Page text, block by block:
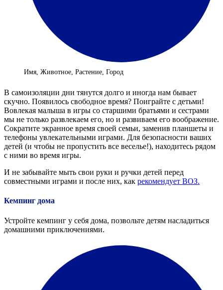
Имя, Животное, Растение, Город
В самоизоляции дни тянутся долго и иногда нам бывает
скучно. Появилось свободное время? Поиграйте с детьми!
Вовлекая малыша в игры со старшими братьями и сестрами
мы не только развлекаем его, но и развиваем его воображение.
Сократите экранное время своей семьи, заменив планшеты и
телефоны увлекательными играми. Для безопасности ваших
детей (и чтобы не пропустить все веселье!), находитесь рядом
с ними во время игры.
И не забывайте мыть свои руки и ручки детей перед
совместными играми и после них, как рекомендует ВОЗ.
Кемпинг дома
Устройте кемпинг у себя дома, позвольте детям насладиться
домашними приключениями.